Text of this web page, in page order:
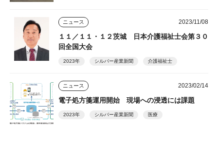
ニュース 2023/11/08
１１／１１・１２茨城 日本介護福祉士会第３０
回全国大会
2023年 シルバー産業新聞 介護福祉士
ニュース 2023/02/14
電子処方箋運用開始 現場への浸透には課題
2023年 シルバー産業新聞 医療